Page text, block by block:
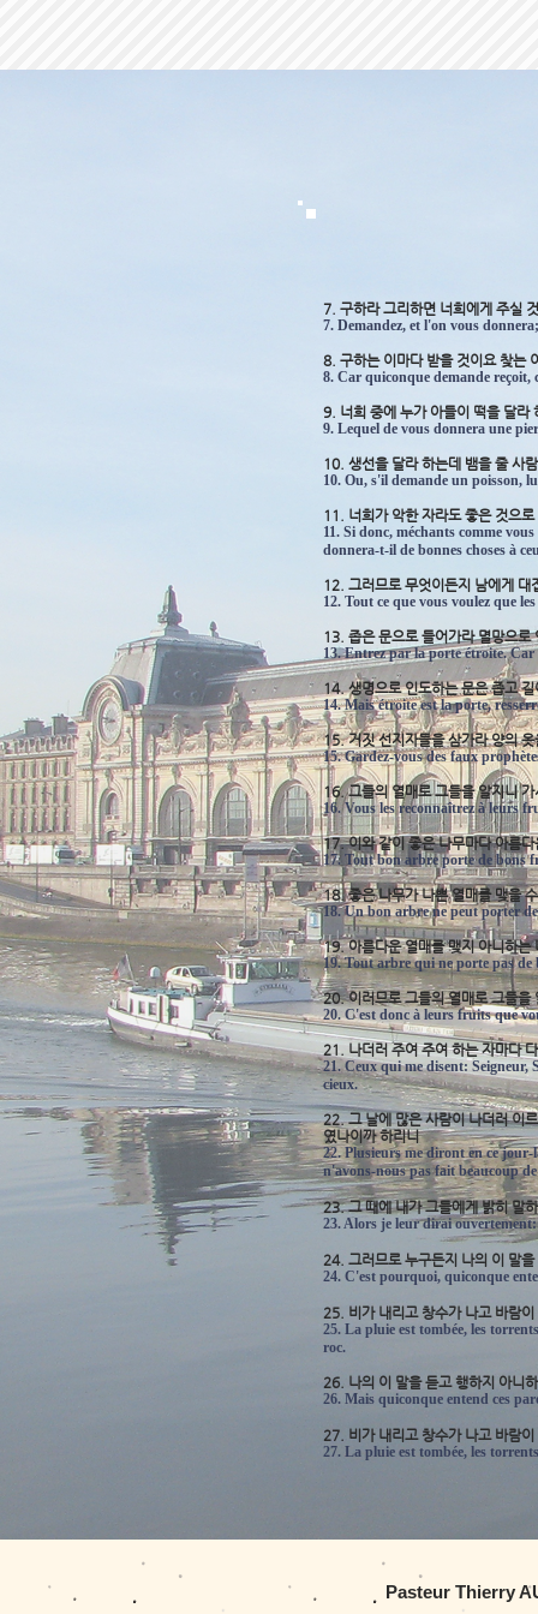
7. 구하라 그리하면 너희에게 주실
7. Demandez, et l'on vous
8. 구하는 이마다 받을 것이요 찾는
8. Car quiconque demande
9. 너희 중에 누가 아들이 떡을 달라
9. Lequel de vous donnera une
10. 생선을 달라 하는데 뱀을 줄 사
10. Ou, s'il demande un poisson,
11. 너희가 악한 자라도 좋은 것으
11. Si donc, méchants comme
donnera-t-il de bonnes choses à
12. 그러므로 무엇이든지 남에게 대
12. Tout ce que vous voulez que
13. 좁은 문으로 들어가라 멸망으로
13. Entrez par la porte étroite.
14. 생명으로 인도하는 문은 좁고
14. Mais étroite est la porte,
15. 거짓 선지자들을 삼가라 양의
15. Gardez-vous des faux
16. 그들의 열매로 그들을 알지니
16. Vous les reconnaîtrez à leurs
17. 이와 같이 좋은 나무마다 아름
17. Tout bon arbre porte de bons
18. 좋은 나무가 나쁜 열매를 맺을
18. Un bon arbre ne peut porter
19. 아름다운 열매를 맺지 아니하는
19. Tout arbre qui ne porte pas de
20. 이러므로 그들의 열매로 그들을
20. C'est donc à leurs fruits que
21. 나더러 주여 주여 하는 자마다
21. Ceux qui me disent: Seigneur,
cieux.
22. 그 날에 많은 사람이 나더러 이
였나이까 하리니
22. Plusieurs me diront en ce
n'avons-nous pas fait beaucoup
23. 그 때에 내가 그들에게 밝히 말
23. Alors je leur dirai
24. 그러므로 누구든지 나의 이 말
24. C'est pourquoi, quiconque
25. 비가 내리고 창수가 나고 바람
25. La pluie est tombée, les
roc.
26. 나의 이 말을 듣고 행하지 아니
26. Mais quiconque entend ces
27. 비가 내리고 창수가 나고 바람
27. La pluie est tombée, les
Pasteur Thierry